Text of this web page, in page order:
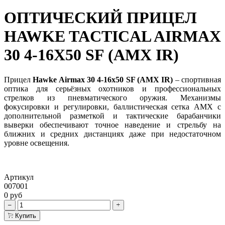
ОПТИЧЕСКИЙ ПРИЦЕЛ
HAWKE TACTICAL AIRMAX
30 4-16X50 SF (AMX IR)
ПрицелHawke Airmax 30 4-16x50 SF (AMX IR) – спортивная
оптика для серьёзных охотников и профессиональных
стрелков из пневматического оружия. Механизмы
фокусировки и регулировки, баллистическая сетка AMX с
дополнительной разметкой и тактические барабанчики
выверки обеспечивают точное наведение и стрельбу на
ближних и средних дистанциях даже при недостаточном
уровне освещения.
Артикул
007001
0 руб
Купить